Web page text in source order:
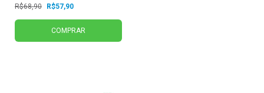
R$68,90 R$57,90
COMPRAR